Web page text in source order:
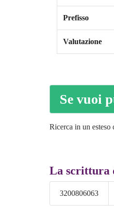
Prefisso
Valutazione
Se vuoi
Ricerca in un
La scrittura
3200806063